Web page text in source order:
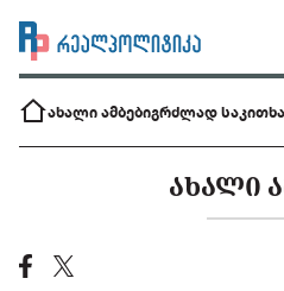
ახალი ამბებიგრძლად
ᲐᲮᲐᲚᲘ